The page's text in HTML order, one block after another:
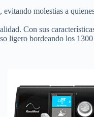
molestias a
Con sus
ligero bordeando los